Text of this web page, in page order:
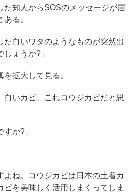
た知人からSOSのメッセージが届
る。
た白いワタのようなものが突然出
しょうか?」
拡大して見る。
白いカビ、これコウジカビだと思
すか?」
よね。コウジカビは日本の土着カ
ビを美味しく活用しまくってしま